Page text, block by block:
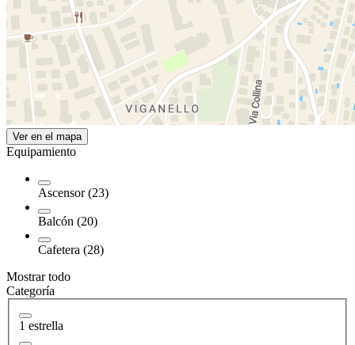
Ver en el mapa
Equipamiento
Ascensor (23)
Balcón (20)
Cafetera (28)
Mostrar todo
Categoría
1 estrella